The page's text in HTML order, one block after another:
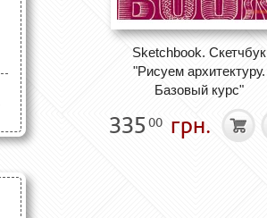
Sketchbook. Скетчбук
"Рисуем архитектуру.
Базовый курс"
335 00 грн.